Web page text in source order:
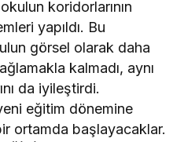
koridorlarının
yapıldı. Bu
görsel olarak daha
kalmadı, aynı
da iyileştirdi.
eğitim dönemine
ortamda başlayacaklar.